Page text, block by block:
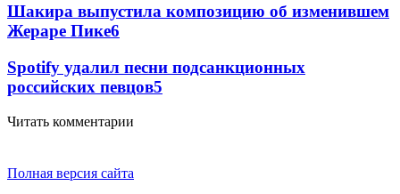
Шакира выпустила композицию об изменившем
Жераре Пике6
Spotify удалил песни подсанкционных
российских певцов5
Читать комментарии
Полная версия сайта